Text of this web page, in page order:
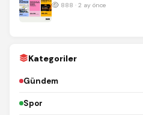
888 · 2 ay önce
Kategoriler
Gündem
Spor